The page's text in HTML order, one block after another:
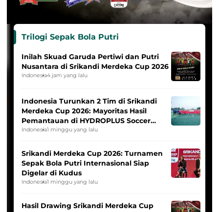
Trilogi Sepak Bola Putri
Inilah Skuad Garuda Pertiwi dan Putri
Nusantara di Srikandi Merdeka Cup 2026
Indonesia4 jam yang lalu
Indonesia Turunkan 2 Tim di Srikandi
Merdeka Cup 2026: Mayoritas Hasil
Pemantauan di HYDROPLUS Soccer
League
Indonesia1 minggu yang lalu
Srikandi Merdeka Cup 2026: Turnamen
Sepak Bola Putri Internasional Siap
Digelar di Kudus
Indonesia1 minggu yang lalu
Hasil Drawing Srikandi Merdeka Cup